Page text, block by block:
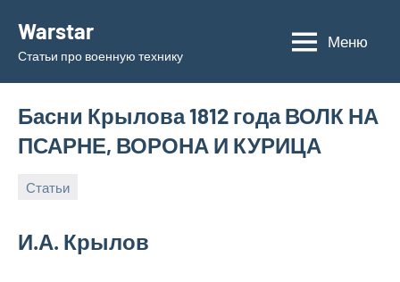
содержимому
Warstar
Статьи про военную технику
Меню
Басни Крылова 1812 года ВОЛК НА
ПСАРНЕ, ВОРОНА И КУРИЦА
Статьи
И.А. Крылов